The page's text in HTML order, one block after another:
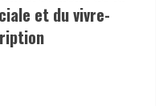
et du vivre-